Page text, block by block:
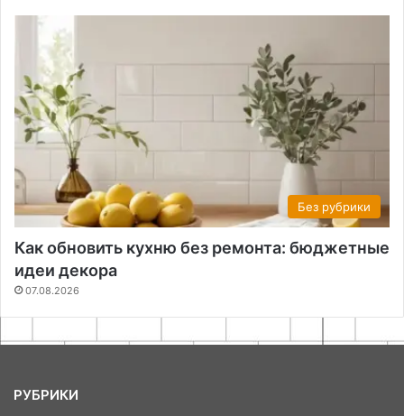
Без рубрики
Как обновить кухню без ремонта: бюджетные
идеи декора
07.08.2026
РУБРИКИ